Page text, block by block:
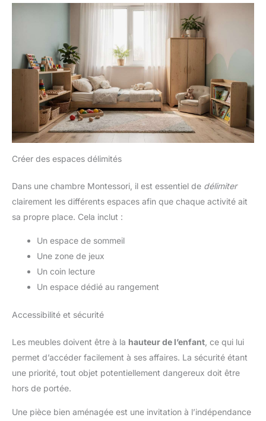
Créer des espaces délimités
Dans une chambre Montessori, il est essentiel de délimiter
clairement les différents espaces afin que chaque activité ait
sa propre place. Cela inclut :
Un espace de sommeil
Une zone de jeux
Un coin lecture
Un espace dédié au rangement
Accessibilité et sécurité
Les meubles doivent être à la hauteur de l’enfant , ce qui lui
permet d’accéder facilement à ses affaires. La sécurité étant
une priorité, tout objet potentiellement dangereux doit être
hors de portée.
Une pièce bien aménagée est une invitation à l’indépendance